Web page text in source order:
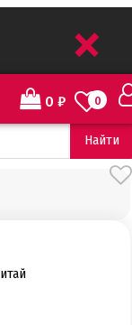
0
0 ₽
Найти
+